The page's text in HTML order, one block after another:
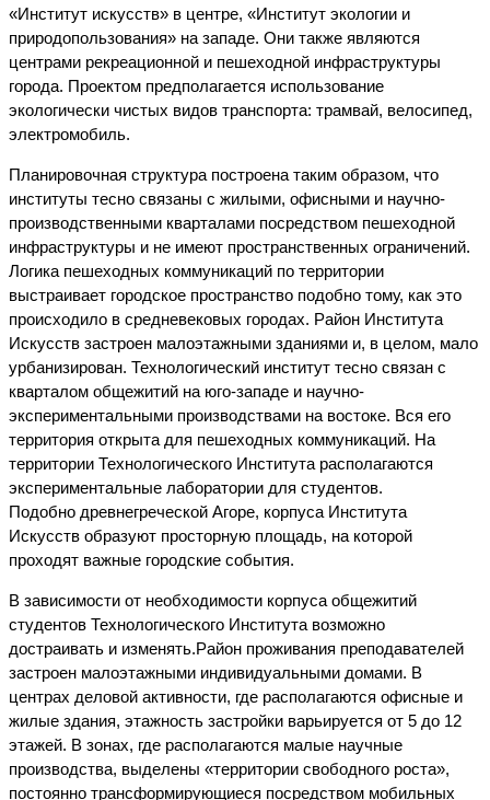
«Институт искусств» в центре, «Институт экологии и
природопользования» на западе. Они также являются
центрами рекреационной и пешеходной инфраструктуры
города. Проектом предполагается использование
экологически чистых видов транспорта: трамвай, велосипед,
электромобиль.
Планировочная структура построена таким образом, что
институты тесно связаны с жилыми, офисными и научно-
производственными кварталами посредством пешеходной
инфраструктуры и не имеют пространственных ограничений.
Логика пешеходных коммуникаций по территории
выстраивает городское пространство подобно тому, как это
происходило в средневековых городах. Район Института
Искусств застроен малоэтажными зданиями и, в целом, мало
урбанизирован. Технологический институт тесно связан с
кварталом общежитий на юго-западе и научно-
экспериментальными производствами на востоке. Вся его
территория открыта для пешеходных коммуникаций. На
территории Технологического Института располагаются
экспериментальные лаборатории для студентов.
Подобно древнегреческой Агоре, корпуса Института
Искусств образуют просторную площадь, на которой
проходят важные городские события.
В зависимости от необходимости корпуса общежитий
студентов Технологического Института возможно
достраивать и изменять.Район проживания преподавателей
застроен малоэтажными индивидуальными домами. В
центрах деловой активности, где располагаются офисные и
жилые здания, этажность застройки варьируется от 5 до 12
этажей. В зонах, где располагаются малые научные
производства, выделены «территории свободного роста»,
постоянно трансформирующиеся посредством мобильных